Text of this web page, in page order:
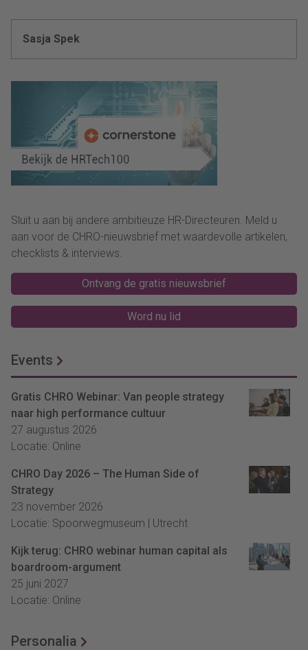
Sasja Spek
Sluit u aan bij andere ambitieuze HR-Directeuren. Meld u
aan voor de CHRO-nieuwsbrief met waardevolle artikelen,
checklists & interviews.
Ontvang de gratis nieuwsbrief
Word nu lid
Events
Gratis CHRO Webinar: Van people strategy
naar high performance cultuur
27 augustus 2026
Locatie: Online
CHRO Day 2026 – The Human Side of
Strategy
23 november 2026
Locatie: Spoorwegmuseum | Utrecht
Kijk terug: CHRO webinar human capital als
boardroom-argument
25 juni 2027
Locatie: Online
Personalia